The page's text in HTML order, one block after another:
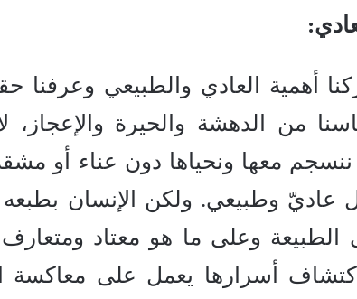
أهمية العادي والطبيعي وعرفنا
من الدهشة والحيرة والإعجاز،
معها ونحياها دون عناء أو
عاديّ وطبيعي. ولكن الإنسان
الطبيعة وعلى ما هو معتاد
أسرارها يعمل على معاكسة